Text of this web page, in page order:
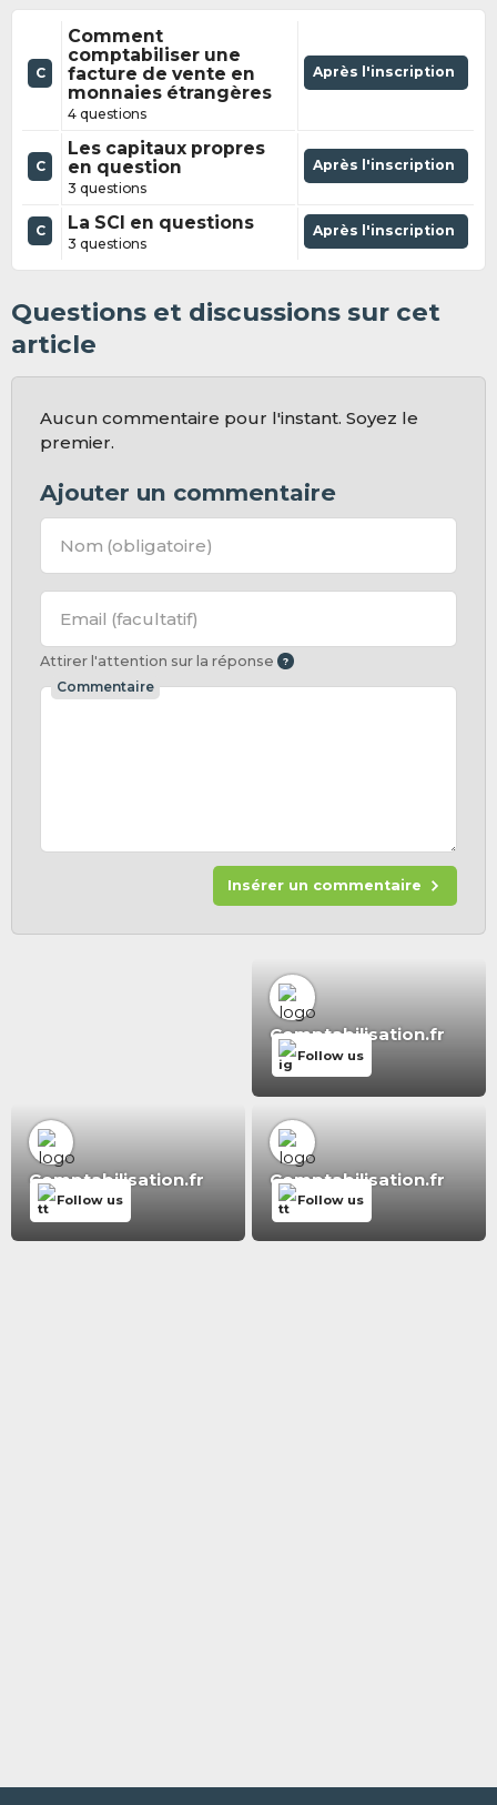
C
Comment
comptabiliser une
facture de vente en
monnaies étrangères
4 questions
Après l'inscription
C
Les capitaux propres
en question
3 questions
Après l'inscription
C La SCI en questions
3 questions
Après l'inscription
Questions et discussions sur cet
article
Aucun commentaire pour l'instant. Soyez le
premier.
Ajouter un commentaire
Nom (obligatoire)
Email (facultatif)
Attirer l'attention sur la réponse
Commentaire
Insérer un commentaire
Comptabilisation.fr
Follow us
Comptabilisation.fr
Follow us
Comptabilisation.fr
Follow us